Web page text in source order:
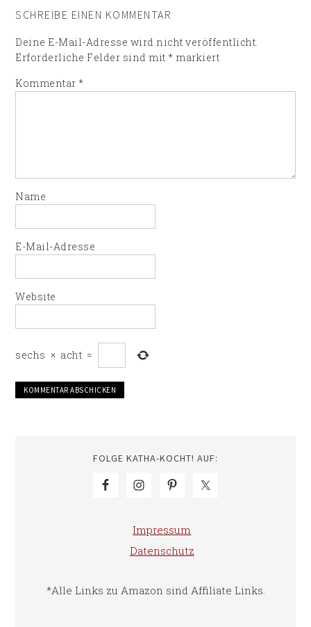
SCHREIBE EINEN KOMMENTAR
Deine E-Mail-Adresse wird nicht veröffentlicht.
Erforderliche Felder sind mit* markiert
Kommentar*
Name
E-Mail-Adresse
Website
sechs × acht =
FOLGE KATHA-KOCHT! AUF:
Impressum
Datenschutz
*Alle Links zu Amazon sind Affiliate Links.